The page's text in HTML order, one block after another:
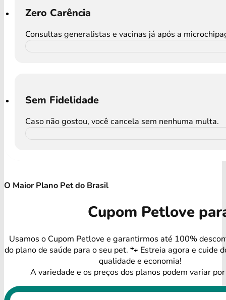
Zero Carência
Consultas generalistas e vacinas já após a
Sem Fidelidade
Caso não gostou, você cancela sem nenhuma multa.
O Maior Plano Pet do Brasil
Cupom Petlove
Usamos o Cupom Petlove e garantirmos até 100%
do plano de saúde para o seu pet. 🐾 Estreia agora e cuide
qualidade e economia!
A variedade e os preços dos planos podem variar